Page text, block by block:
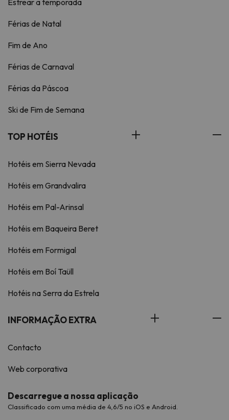
Estrear a temporada
Férias de Natal
Fim de Ano
Férias de Carnaval
Férias da Páscoa
Ski de Fim de Semana
TOP HOTÉIS
Hotéis em Sierra Nevada
Hotéis em Grandvalira
Hotéis em Pal-Arinsal
Hotéis em Baqueira Beret
Hotéis em Formigal
Hotéis em Boí Taüll
Hotéis na Serra da Estrela
INFORMAÇÃO EXTRA
Contacto
Web corporativa
Descarregue a nossa aplicação
Classificado com uma média de 4,6/5 no iOS e Android.